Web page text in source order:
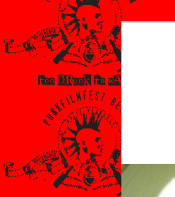
primären
springen
sekundären
springen